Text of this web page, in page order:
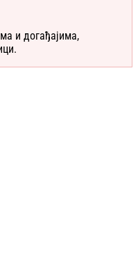
и догађајима,